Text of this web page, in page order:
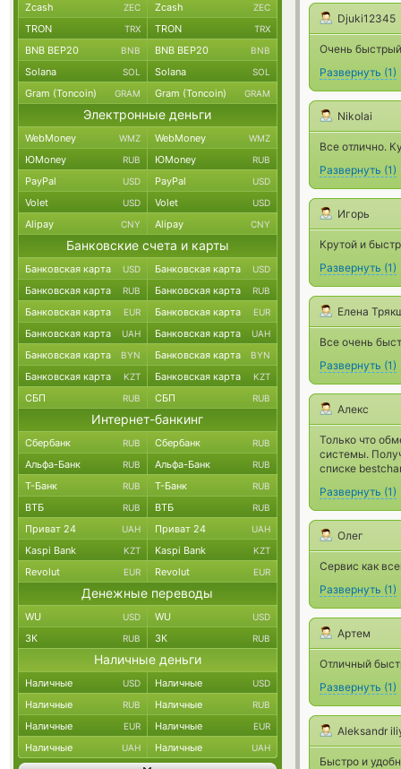
Djuki12345
Очень
Развернуть (1)
Nikolai
Все отлично.
Развернуть (1)
Игорь
Крутой и
Развернуть (1)
Елена
Все очень
Развернуть (1)
Алекс
Только что
системы.
списке
Развернуть (1)
Олег
Сервис как
Развернуть (1)
Артем
Отличный
Развернуть (1)
Aleksandr
Быстро и
Zcash ZEC Zcash ZEC
TRON TRX TRON TRX
BNB BEP20 BNB BNB BEP20 BNB
Solana SOL Solana SOL
Gram (Toncoin) GRAM Gram (Toncoin) GRAM
Электронные деньги
WebMoney WMZ WebMoney WMZ
ЮMoney RUB ЮMoney RUB
PayPal USD PayPal USD
Volet USD Volet USD
Alipay CNY Alipay CNY
Банковские счета и карты
Банковская карта USD Банковская карта USD
Банковская карта RUB Банковская карта RUB
Банковская карта EUR Банковская карта EUR
Банковская карта UAH Банковская карта UAH
Банковская карта BYN Банковская карта BYN
Банковская карта KZT Банковская карта KZT
СБП RUB СБП RUB
Интернет-банкинг
Сбербанк RUB Сбербанк RUB
Альфа-Банк RUB Альфа-Банк RUB
Т-Банк RUB Т-Банк RUB
ВТБ RUB ВТБ RUB
Приват 24 UAH Приват 24 UAH
Kaspi Bank KZT Kaspi Bank KZT
Revolut EUR Revolut EUR
Денежные переводы
WU USD WU USD
ЗК RUB ЗК RUB
Наличные деньги
Наличные USD Наличные USD
Наличные RUB Наличные RUB
Наличные EUR Наличные EUR
Наличные UAH Наличные UAH